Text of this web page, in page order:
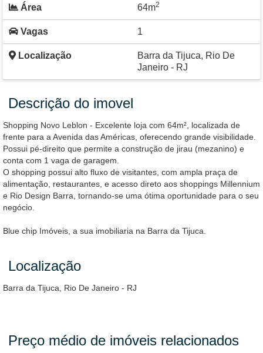
Área 64m2
Vagas 1
Localização
Barra da Tijuca, Rio De
Janeiro - RJ
Descrição do imovel
Shopping Novo Leblon - Excelente loja com 64m², localizada de
frente para a Avenida das Américas, oferecendo grande visibilidade.
Possui pé-direito que permite a construção de jirau (mezanino) e
conta com 1 vaga de garagem.
O shopping possui alto fluxo de visitantes, com ampla praça de
alimentação, restaurantes, e acesso direto aos shoppings Millennium
e Rio Design Barra, tornando-se uma ótima oportunidade para o seu
negócio.
Blue chip Imóveis, a sua imobiliaria na Barra da Tijuca.
Localização
Barra da Tijuca, Rio De Janeiro - RJ
Preço médio de imóveis relacionados